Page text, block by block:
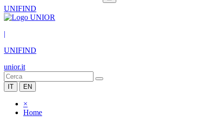
UNIFIND
|
UNIFIND
unior.it
IT EN
×
Home